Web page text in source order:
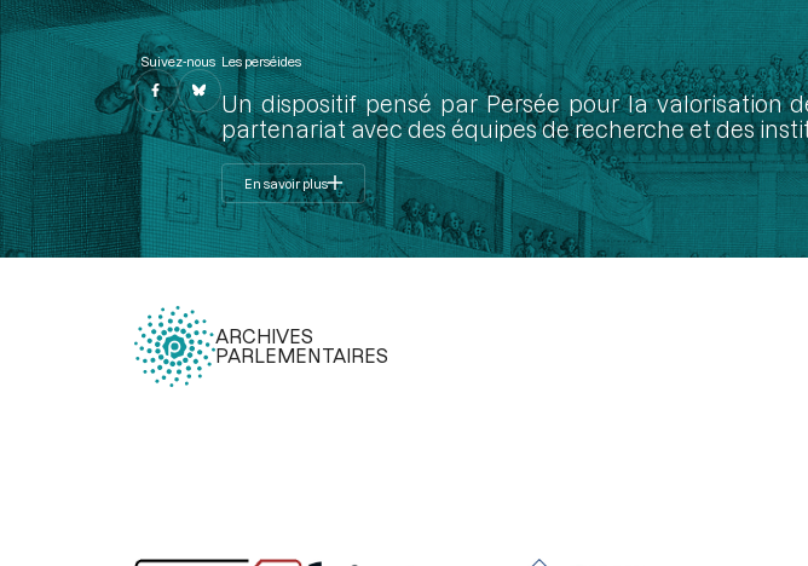
Suivez-nous Les perséides
Un dispositif pensé par Persée pour la valorisation
partenariat avec des équipes de recherche et des
En savoir plus
ARCHIVES
PARLEMENTAIRES